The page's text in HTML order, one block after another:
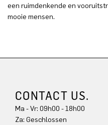
een ruimdenkende en
mooie mensen.
CONTACT US.
Ma - Vr: 09h00 - 18h00
Za: Geschlossen